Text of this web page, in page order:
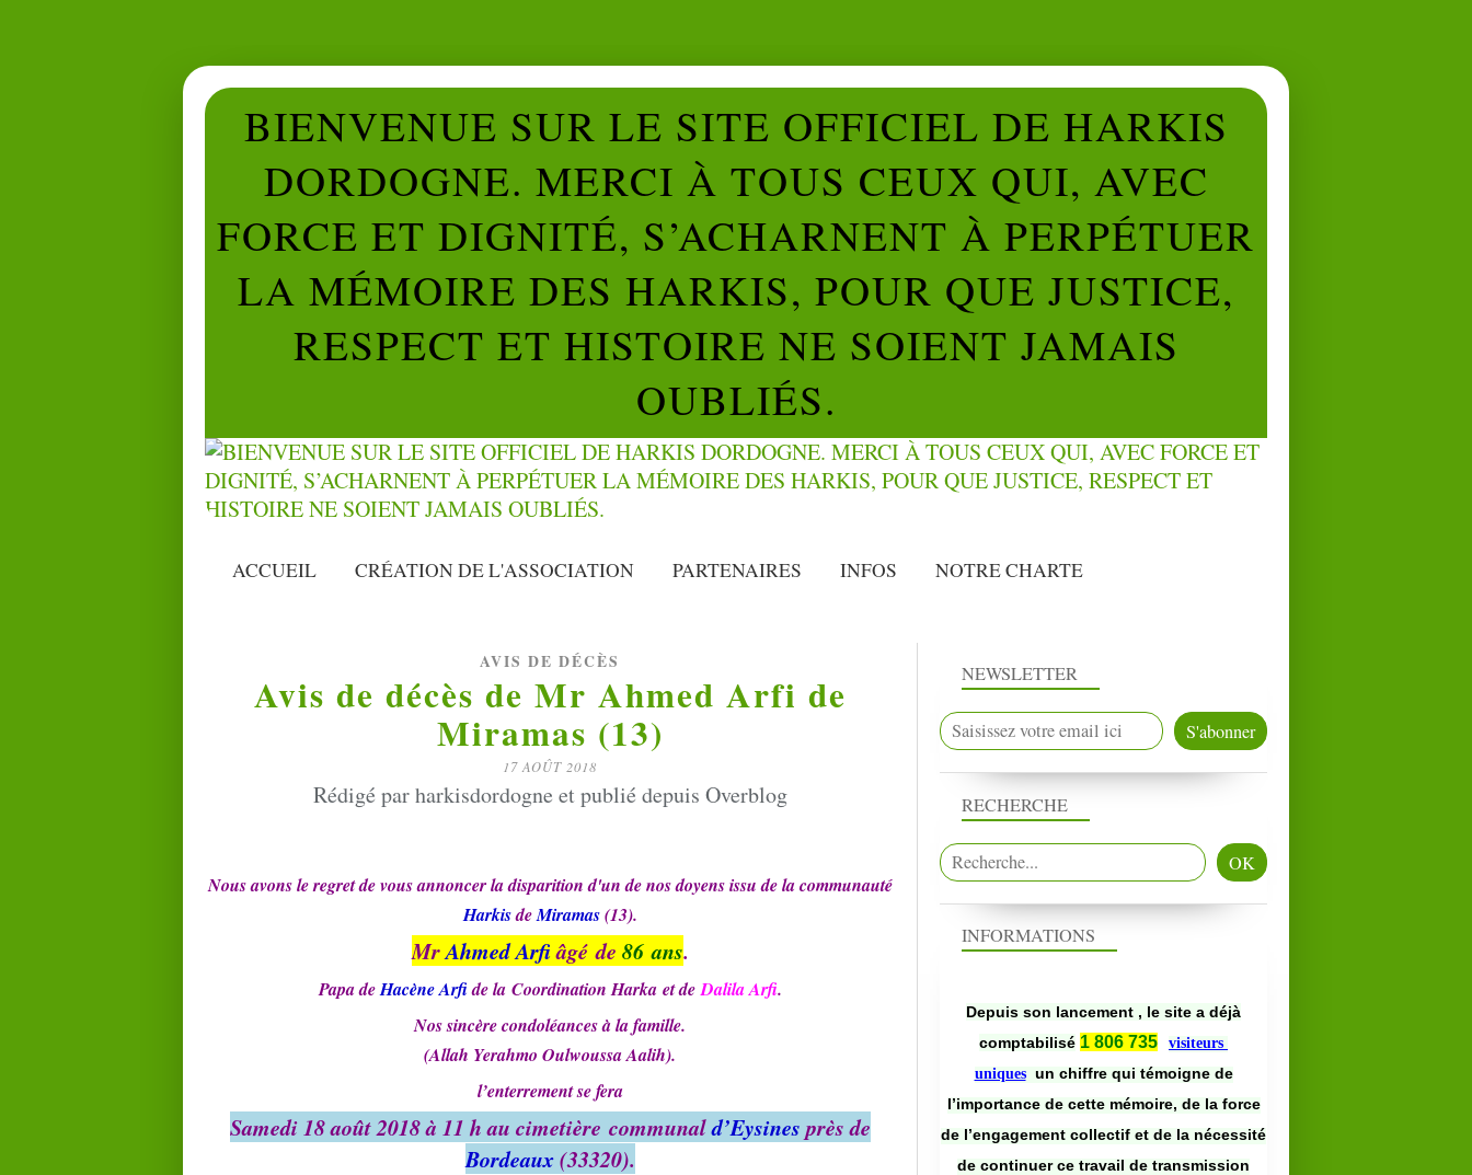
BIENVENUE SUR LE SITE OFFICIEL DE HARKIS
DORDOGNE. MERCI À TOUS CEUX QUI, AVEC
FORCE ET DIGNITÉ, S’ACHARNENT À PERPÉTUER
LA MÉMOIRE DES HARKIS, POUR QUE JUSTICE,
RESPECT ET HISTOIRE NE SOIENT JAMAIS
OUBLIÉS.
ACCUEIL CRÉATION DE L'ASSOCIATION PARTENAIRES INFOS NOTRE CHARTE
AVIS DE DÉCÈS
Avis de décès de Mr Ahmed Arfi de
Miramas (13)
17 AOÛT 2018
Rédigé par harkisdordogne et publié depuis Overblog
Nous avons le regret de vous annoncer la disparition d'un de nos doyens issu de la communauté
HarkisdeMiramas(13).
MrAhmed Arfiâgé de 86 ans.
Papa deHacène Arfide la Coordination Harkaet deDalila Arfi.
Nos sincère condoléances à la famille.
(Allah Yerahmo Oulwoussa Aalih).
l’enterrement se fera
Samedi 18 août 2018 à 11 h au cimetière communald’Eysinesprès de
Bordeaux(33320).
NEWSLETTER
RECHERCHE
INFORMATIONS
Depuis son lancement , le site a déjà
comptabilisé 1 806 735
visiteurs
uniques un chiffre qui témoigne de
l’importance de cette mémoire, de la force
de l’engagement collectif et de la nécessité
de continuer ce travail de transmission